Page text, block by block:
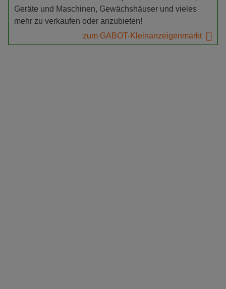
Geräte und Maschinen, Gewächshäuser und vieles
mehr zu verkaufen oder anzubieten!
zum GABOT-Kleinanzeigenmarkt